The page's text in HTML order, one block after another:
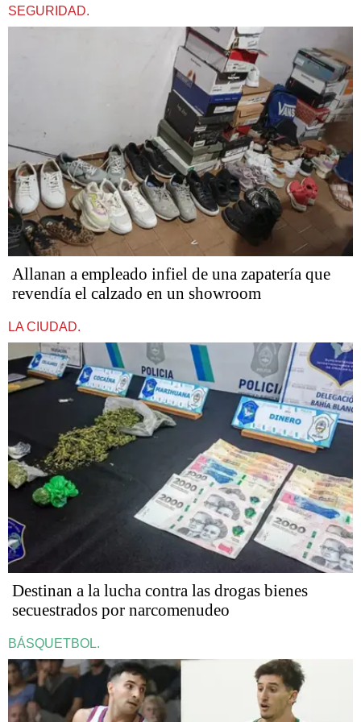
SEGURIDAD.
Allanan a empleado infiel de una zapatería que
revendía el calzado en un showroom
LA CIUDAD.
Destinan a la lucha contra las drogas bienes
secuestrados por narcomenudeo
BÁSQUETBOL.